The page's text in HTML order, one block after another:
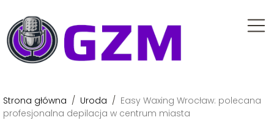
Strona główna / Uroda / Easy Waxing Wrocław: polecana
profesjonalna depilacja w centrum miasta